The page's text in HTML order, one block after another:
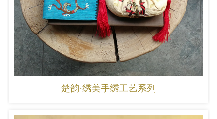
楚韵·绣美手绣工艺系列